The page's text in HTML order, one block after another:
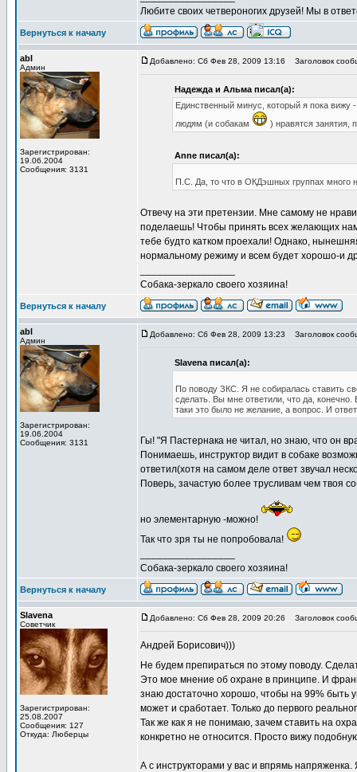
Любите своих четвероногих друзей! Мы в
Вернуться к началу
abl
Админ
Зарегистрирован:
19.06.2004
Сообщения: 3131
Добавлено: Сб Фев 28, 2009 13:16 Заголовок
Надежда и Альма писал(а):
Единственный минус, который я пока вижу -
людям (и собакам
) нравятся занятия,
Anne писал(а):
П.С. Да, то что в ОКДэшных группах много
Отвечу на эти претензии. Мне самому не
поделаешь! Чтобы принять всех желающих
тебе будто катком проехали! Однако,
нормальному режиму и всем будет хорошо-и
Собака-зеркало своего хозяина!
Вернуться к началу
abl
Админ
Зарегистрирован:
19.06.2004
Сообщения: 3131
Добавлено: Сб Фев 28, 2009 13:23 Заголовок
Slavena писал(а):
По поводу ЗКС. Я не собиралась ставить
сделать. Вы мне ответили, что да,
таки это было не желание, а вопрос. И
Гы! "Я Пастернака не читал, но знаю, что он
Понимаешь, инструктор видит в собаке
ответил(хотя на самом деле ответ звучал
Поверь, зачастую более трусливам чем твоя
но элементарную -можно!
Так что зря ты не попробовала!
Собака-зеркало своего хозяина!
Вернуться к началу
Slavena
Советчик
Зарегистрирован:
25.08.2007
Сообщения: 127
Откуда: Люберцы
Добавлено: Сб Фев 28, 2009 20:26 Заголовок
Андрей Борисович)))
Не будем препираться по этому поводу.
Это мое мнение об охране в принципе. И
знаю достаточно хорошо, чтобы на 99% быть
может и сработает. Только до первого
Так же как я не понимаю, зачем ставить на
конкретно не относится. Просто вижу
А с инструкторами у вас и впрямь